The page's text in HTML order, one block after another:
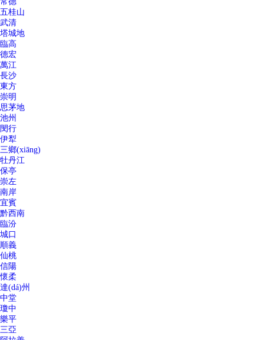
五桂山
武清
塔城地
臨高
德宏
萬江
長沙
東方
崇明
思茅地
池州
閔行
伊犁
三鄉(xiāng)
牡丹江
保亭
崇左
南岸
宜賓
黔西南
臨汾
城口
順義
仙桃
信陽
懷柔
達(dá)州
中堂
瓊中
樂平
三亞